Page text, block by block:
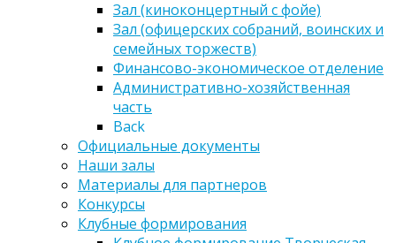
Зал (киноконцертный с фойе)
Зал (офицерских собраний, воинских и
семейных торжеств)
Финансово-экономическое отделение
Административно-хозяйственная
часть
Back
Официальные документы
Наши залы
Материалы для партнеров
Конкурсы
Клубные формирования